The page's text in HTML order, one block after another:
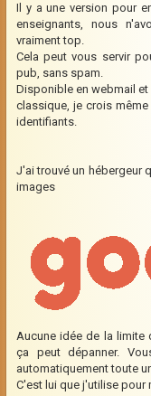
Il y a une version pour
enseignants, nous
vraiment top.
Cela peut vous servir
pub, sans spam.
Disponible en webmail
classique, je crois
identifiants.
J'ai trouvé un hébergeur
images
Aucune idée de la
ça peut dépanner.
automatiquement toute
C'est lui que j'utilise pour